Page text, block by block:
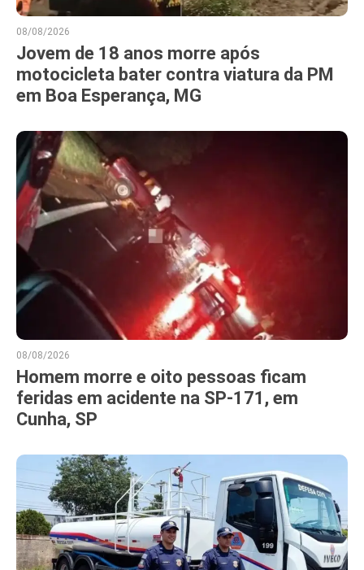
08/08/2026
Jovem de 18 anos morre após
motocicleta bater contra viatura da PM
em Boa Esperança, MG
08/08/2026
Homem morre e oito pessoas ficam
feridas em acidente na SP-171, em
Cunha, SP